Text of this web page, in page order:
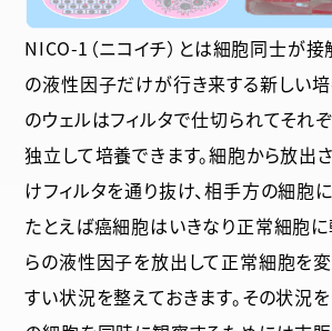
NICO-1（ニコイチ）とは細胞同士が接
の液性因子だけが行き来する新しい
のウェルはフィルタで仕切られてそれ
独立して培養できます。細胞から放出
けフィルタを通り抜け、相手方の細胞
たとえば癌細胞はいきなり正常細胞に
らの液性因子を放出して正常細胞を変
すい状況を整えておきます。その状況